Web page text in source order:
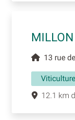
13 rue
Viticulture
12.1 km